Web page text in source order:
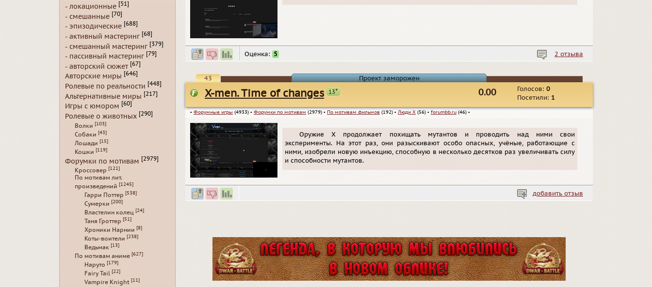
Оценка: 5 2 отзыва
Проект заморожен
43
X-men. Time of changes 13+ Голосов: 0
Посетили: 1
0.00
▪ Форумные игры (4933) ▪ Форумки по мотивам (2979) ▪ По мотивам фильмов (192) ▪ Люди Х (56) ▪ forumbb.ru (46) ▪
Оружие Х продолжает похищать мутантов и проводить над ними свои
эксперименты. На этот раз, они разыскивают особо опасных, учёные, работающие с
ними, изобрели новую инъекцию, способную в несколько десятков раз увеличивать силу
и способности мутантов.
добавить отзыв
- локационные [51]
- смешанные [70]
- эпизодические [688]
- активный мастеринг [68]
- смешанный мастеринг [379]
- пассивный мастеринг [79]
- авторский сюжет [67]
Авторские миры [646]
Ролевые по реальности [448]
Альтернативные миры [217]
Игры с юмором [60]
Ролевые о животных [290]
Волки [103]
Собаки [43]
Лошади [15]
Кошки [119]
Форумки по мотивам [2979]
Кроссовер [121]
По мотивам лит.
произведений [1245]
Гарри Поттер [538]
Сумерки [200]
Властелин колец [24]
Таня Гроттер [51]
Хроники Нарнии [8]
Коты-воители [238]
Ведьмак [13]
По мотивам аниме [627]
Наруто [179]
Fairy Tail [22]
Vampire Knight [11]